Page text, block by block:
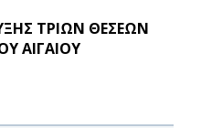
ΤΡΙΩΝ ΘΕΣΕΩΝ
ΑΙΓΑΙΟΥ